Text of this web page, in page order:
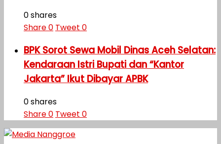
0 shares
Share0 Tweet 0
BPK Sorot Sewa Mobil Dinas Aceh Selatan:
Kendaraan Istri Bupati dan “Kantor
Jakarta” Ikut Dibayar APBK
0 shares
Share0 Tweet 0